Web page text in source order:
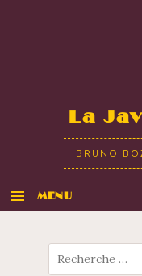
La
BRUNO
MENU
Recherche